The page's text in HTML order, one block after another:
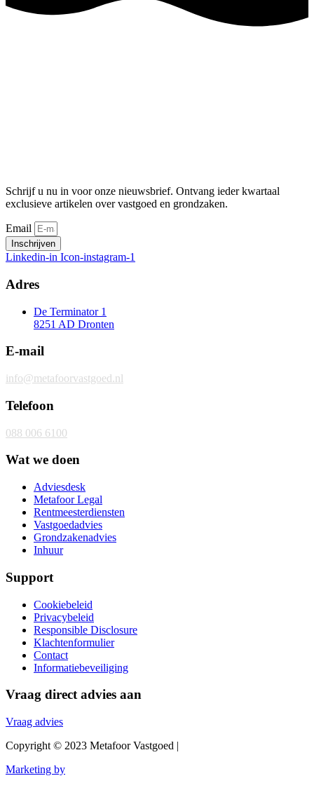
Schrijf u nu in voor onze nieuwsbrief. Ontvang ieder kwartaal
exclusieve artikelen over vastgoed en grondzaken.
Email
Inschrijven
Linkedin-in Icon-instagram-1
Adres
De Terminator 1
8251 AD Dronten
E-mail
info@metafoorvastgoed.nl
Telefoon
088 006 6100
Wat we doen
Adviesdesk
Metafoor Legal
Rentmeesterdiensten
Vastgoedadvies
Grondzakenadvies
Inhuur
Support
Cookiebeleid
Privacybeleid
Responsible Disclosure
Klachtenformulier
Contact
Informatiebeveiliging
Vraag direct advies aan
Vraag advies
Copyright © 2023 Metafoor Vastgoed |
Marketing by